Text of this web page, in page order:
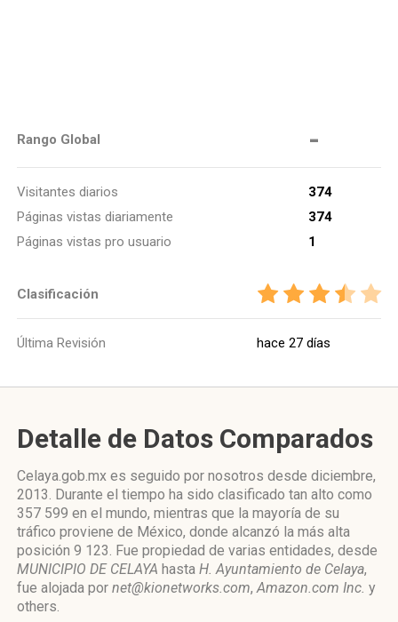
Rango Global -
Visitantes diarios
374
Páginas vistas diariamente
374
Páginas vistas pro usuario
1
Clasificación
Última Revisión hace 27 días
Detalle de Datos Comparados
Celaya.gob.mx es seguido por nosotros desde diciembre,
2013. Durante el tiempo ha sido clasificado tan alto como
357 599 en el mundo, mientras que la mayoría de su
tráfico proviene de México, donde alcanzó la más alta
posición 9 123. Fue propiedad de varias entidades, desde
MUNICIPIO DE CELAYA hasta H. Ayuntamiento de Celaya,
fue alojada por net@kionetworks.com,Amazon.com Inc. y
others.